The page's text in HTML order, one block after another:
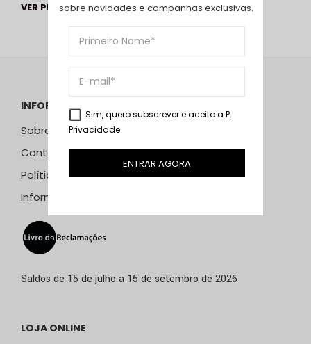
VER PRODUTO
INFORMAÇÕES
Sobre Nós
Contactos
Política de Privacidade
Informação Resolução Litígios
Saldos de 15 de julho a 15 de setembro de 2026
LOJA ONLINE
sobre novidades e campanhas exclusivas.
Sim, quero subscrever e aceito a P.
Privacidade.
ENTRAR AGORA